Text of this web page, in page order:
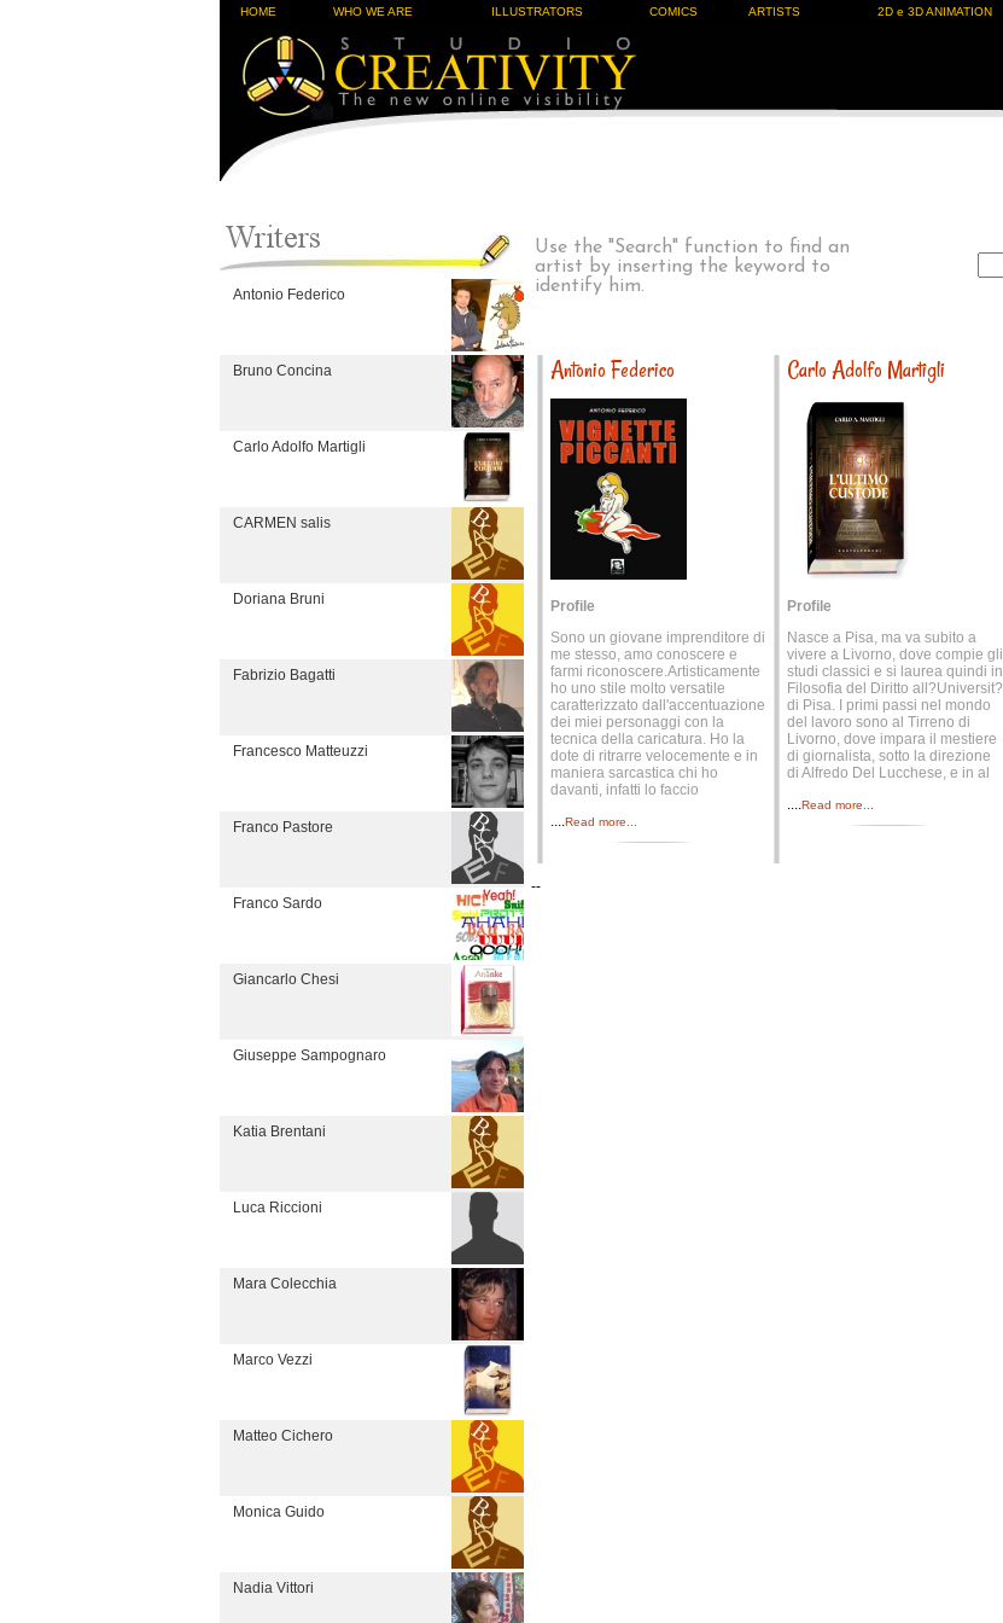
HOME WHO WE ARE ILLUSTRATORS COMICS ARTISTS 2D e 3D ANIMATION
Antonio Federico
Bruno Concina
Carlo Adolfo Martigli
CARMEN salis
Doriana Bruni
Fabrizio Bagatti
Francesco Matteuzzi
Franco Pastore
Franco Sardo
Giancarlo Chesi
Giuseppe Sampognaro
Katia Brentani
Luca Riccioni
Mara Colecchia
Marco Vezzi
Matteo Cichero
Monica Guido
Nadia Vittori
Use the "Search" function to find an
artist by inserting the keyword to
identify him.
Antonio Federico
Profile
Sono un giovane imprenditore di
me stesso, amo conoscere e
farmi riconoscere.Artisticamente
ho uno stile molto versatile
caratterizzato dall'accentuazione
dei miei personaggi con la
tecnica della caricatura. Ho la
dote di ritrarre velocemente e in
maniera sarcastica chi ho
davanti, infatti lo faccio
....Read more...
Carlo Adolfo Martigli
Profile
Nasce a Pisa, ma va subito a
vivere a Livorno, dove compie gli
studi classici e si laurea quindi in
Filosofia del Diritto all?Universit?
di Pisa. I primi passi nel mondo
del lavoro sono al Tirreno di
Livorno, dove impara il mestiere
di giornalista, sotto la direzione
di Alfredo Del Lucchese, e in al
....Read more...
--